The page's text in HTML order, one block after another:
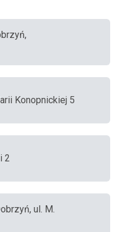
Konopnickiej 5
2
ul. M.